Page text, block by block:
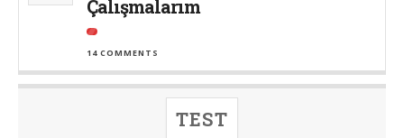
Çalışmalarım
14 COMMENTS
TEST